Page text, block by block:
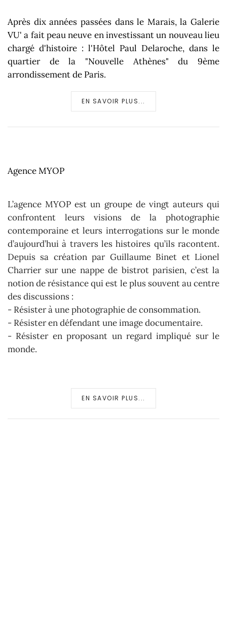
Après dix années passées dans le Marais, la Galerie
VU' a fait peau neuve en investissant un nouveau lieu
chargé d'histoire : l'Hôtel Paul Delaroche, dans le
quartier de la "Nouvelle Athènes" du 9ème
arrondissement de Paris.
EN SAVOIR PLUS...
Agence MYOP
L’agence MYOP est un groupe de vingt auteurs qui
confrontent leurs visions de la photographie
contemporaine et leurs interrogations sur le monde
d’aujourd’hui à travers les histoires qu’ils racontent.
Depuis sa création par Guillaume Binet et Lionel
Charrier sur une nappe de bistrot parisien, c’est la
notion de résistance qui est le plus souvent au centre
des discussions :
- Résister à une photographie de consommation.
- Résister en défendant une image documentaire.
- Résister en proposant un regard impliqué sur le
monde.
EN SAVOIR PLUS...